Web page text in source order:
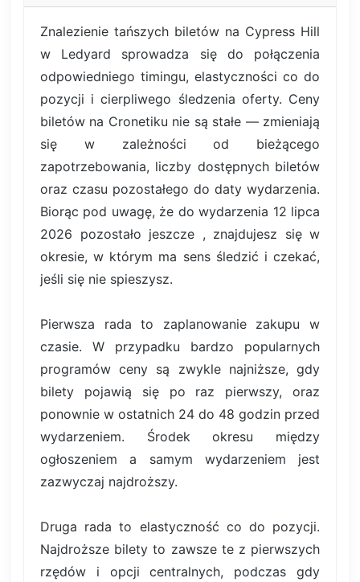
Znalezienie tańszych biletów na Cypress Hill
w Ledyard sprowadza się do połączenia
odpowiedniego timingu, elastyczności co do
pozycji i cierpliwego śledzenia oferty. Ceny
biletów na Cronetiku nie są stałe — zmieniają
się w zależności od bieżącego
zapotrzebowania, liczby dostępnych biletów
oraz czasu pozostałego do daty wydarzenia.
Biorąc pod uwagę, że do wydarzenia 12 lipca
2026 pozostało jeszcze , znajdujesz się w
okresie, w którym ma sens śledzić i czekać,
jeśli się nie spieszysz.
Pierwsza rada to zaplanowanie zakupu w
czasie. W przypadku bardzo popularnych
programów ceny są zwykle najniższe, gdy
bilety pojawią się po raz pierwszy, oraz
ponownie w ostatnich 24 do 48 godzin przed
wydarzeniem. Środek okresu między
ogłoszeniem a samym wydarzeniem jest
zazwyczaj najdroższy.
Druga rada to elastyczność co do pozycji.
Najdroższe bilety to zawsze te z pierwszych
rzędów i opcji centralnych, podczas gdy